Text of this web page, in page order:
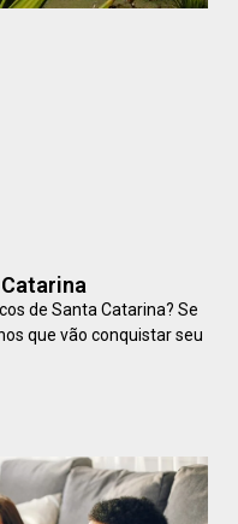
de Santa Catarina? Se
que vão conquistar seu